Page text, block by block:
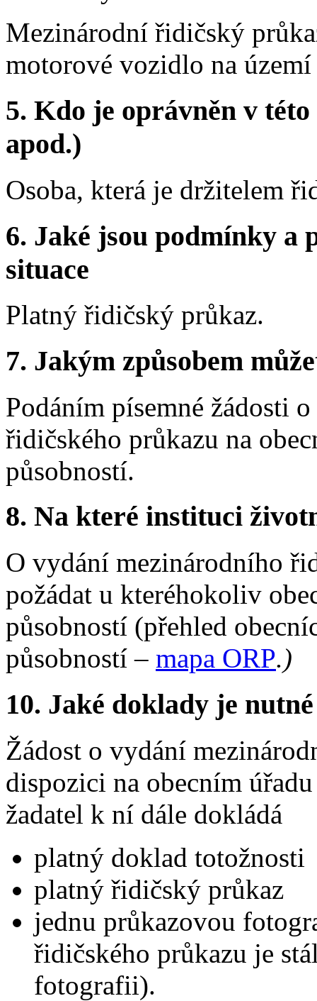
Mezinárodní řidičský
motorové vozidlo na
5. Kdo je oprávněn v
apod.)
Osoba, která je držitelem
6. Jaké jsou podmínky a
situace
Platný řidičský průkaz.
7. Jakým způsobem
Podáním písemné žádosti
řidičského průkazu na
působností.
8. Na které instituci
O vydání mezinárodního
požádat u kteréhokoliv
působností (přehled
působností – mapa ORP.)
10. Jaké doklady je
Žádost o vydání
dispozici na obecním
žadatel k ní dále dokládá
platný doklad totožnosti
platný řidičský průkaz
jednu průkazovou
řidičského průkazu je
fotografii).